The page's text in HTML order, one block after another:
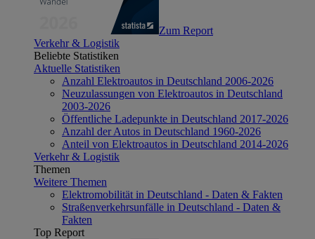
Zum Report
Verkehr & Logistik
Beliebte Statistiken
Aktuelle Statistiken
Anzahl Elektroautos in Deutschland 2006-2026
Neuzulassungen von Elektroautos in Deutschland
2003-2026
Öffentliche Ladepunkte in Deutschland 2017-2026
Anzahl der Autos in Deutschland 1960-2026
Anteil von Elektroautos in Deutschland 2014-2026
Verkehr & Logistik
Themen
Weitere Themen
Elektromobilität in Deutschland - Daten & Fakten
Straßenverkehrsunfälle in Deutschland - Daten &
Fakten
Top Report